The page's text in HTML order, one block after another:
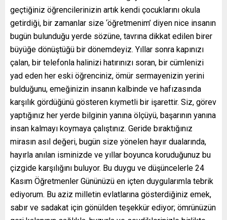
geçtiğiniz öğrencilerinizin artık kendi çocuklarını okula
getirdiği, bir zamanlar size ‘öğretmenim’ diyen nice insanın
bugün bulunduğu yerde sözüne, tavrına dikkat edilen birer
büyüğe dönüştüğü bir dönemdeyiz. Yıllar sonra kapınızı
çalan, bir telefonla halinizi hatırınızı soran, bir cümlenizi
yad eden her eski öğrenciniz, ömür sermayenizin yerini
bulduğunu, emeğinizin insanın kalbinde ve hafızasında
karşılık gördüğünü gösteren kıymetli bir işarettir. Siz, görev
yaptığınız her yerde bilginin yanına ölçüyü, başarının yanına
insan kalmayı koymaya çalıştınız. Geride bıraktığınız
mirasın asıl değeri, bugün size yönelen hayır dualarında,
hayırla anılan isminizde ve yıllar boyunca koruduğunuz bu
çizgide karşılığını buluyor. Bu duygu ve düşüncelerle 24
Kasım Öğretmenler Gününüzü en içten duygularımla tebrik
ediyorum. Bu aziz milletin evlatlarına gösterdiğiniz emek,
sabır ve sadakat için gönülden teşekkür ediyor; ömrünüzün